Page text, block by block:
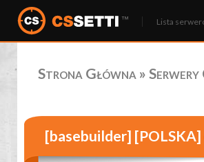
Lista
Strona Główna »
[basebuilder]